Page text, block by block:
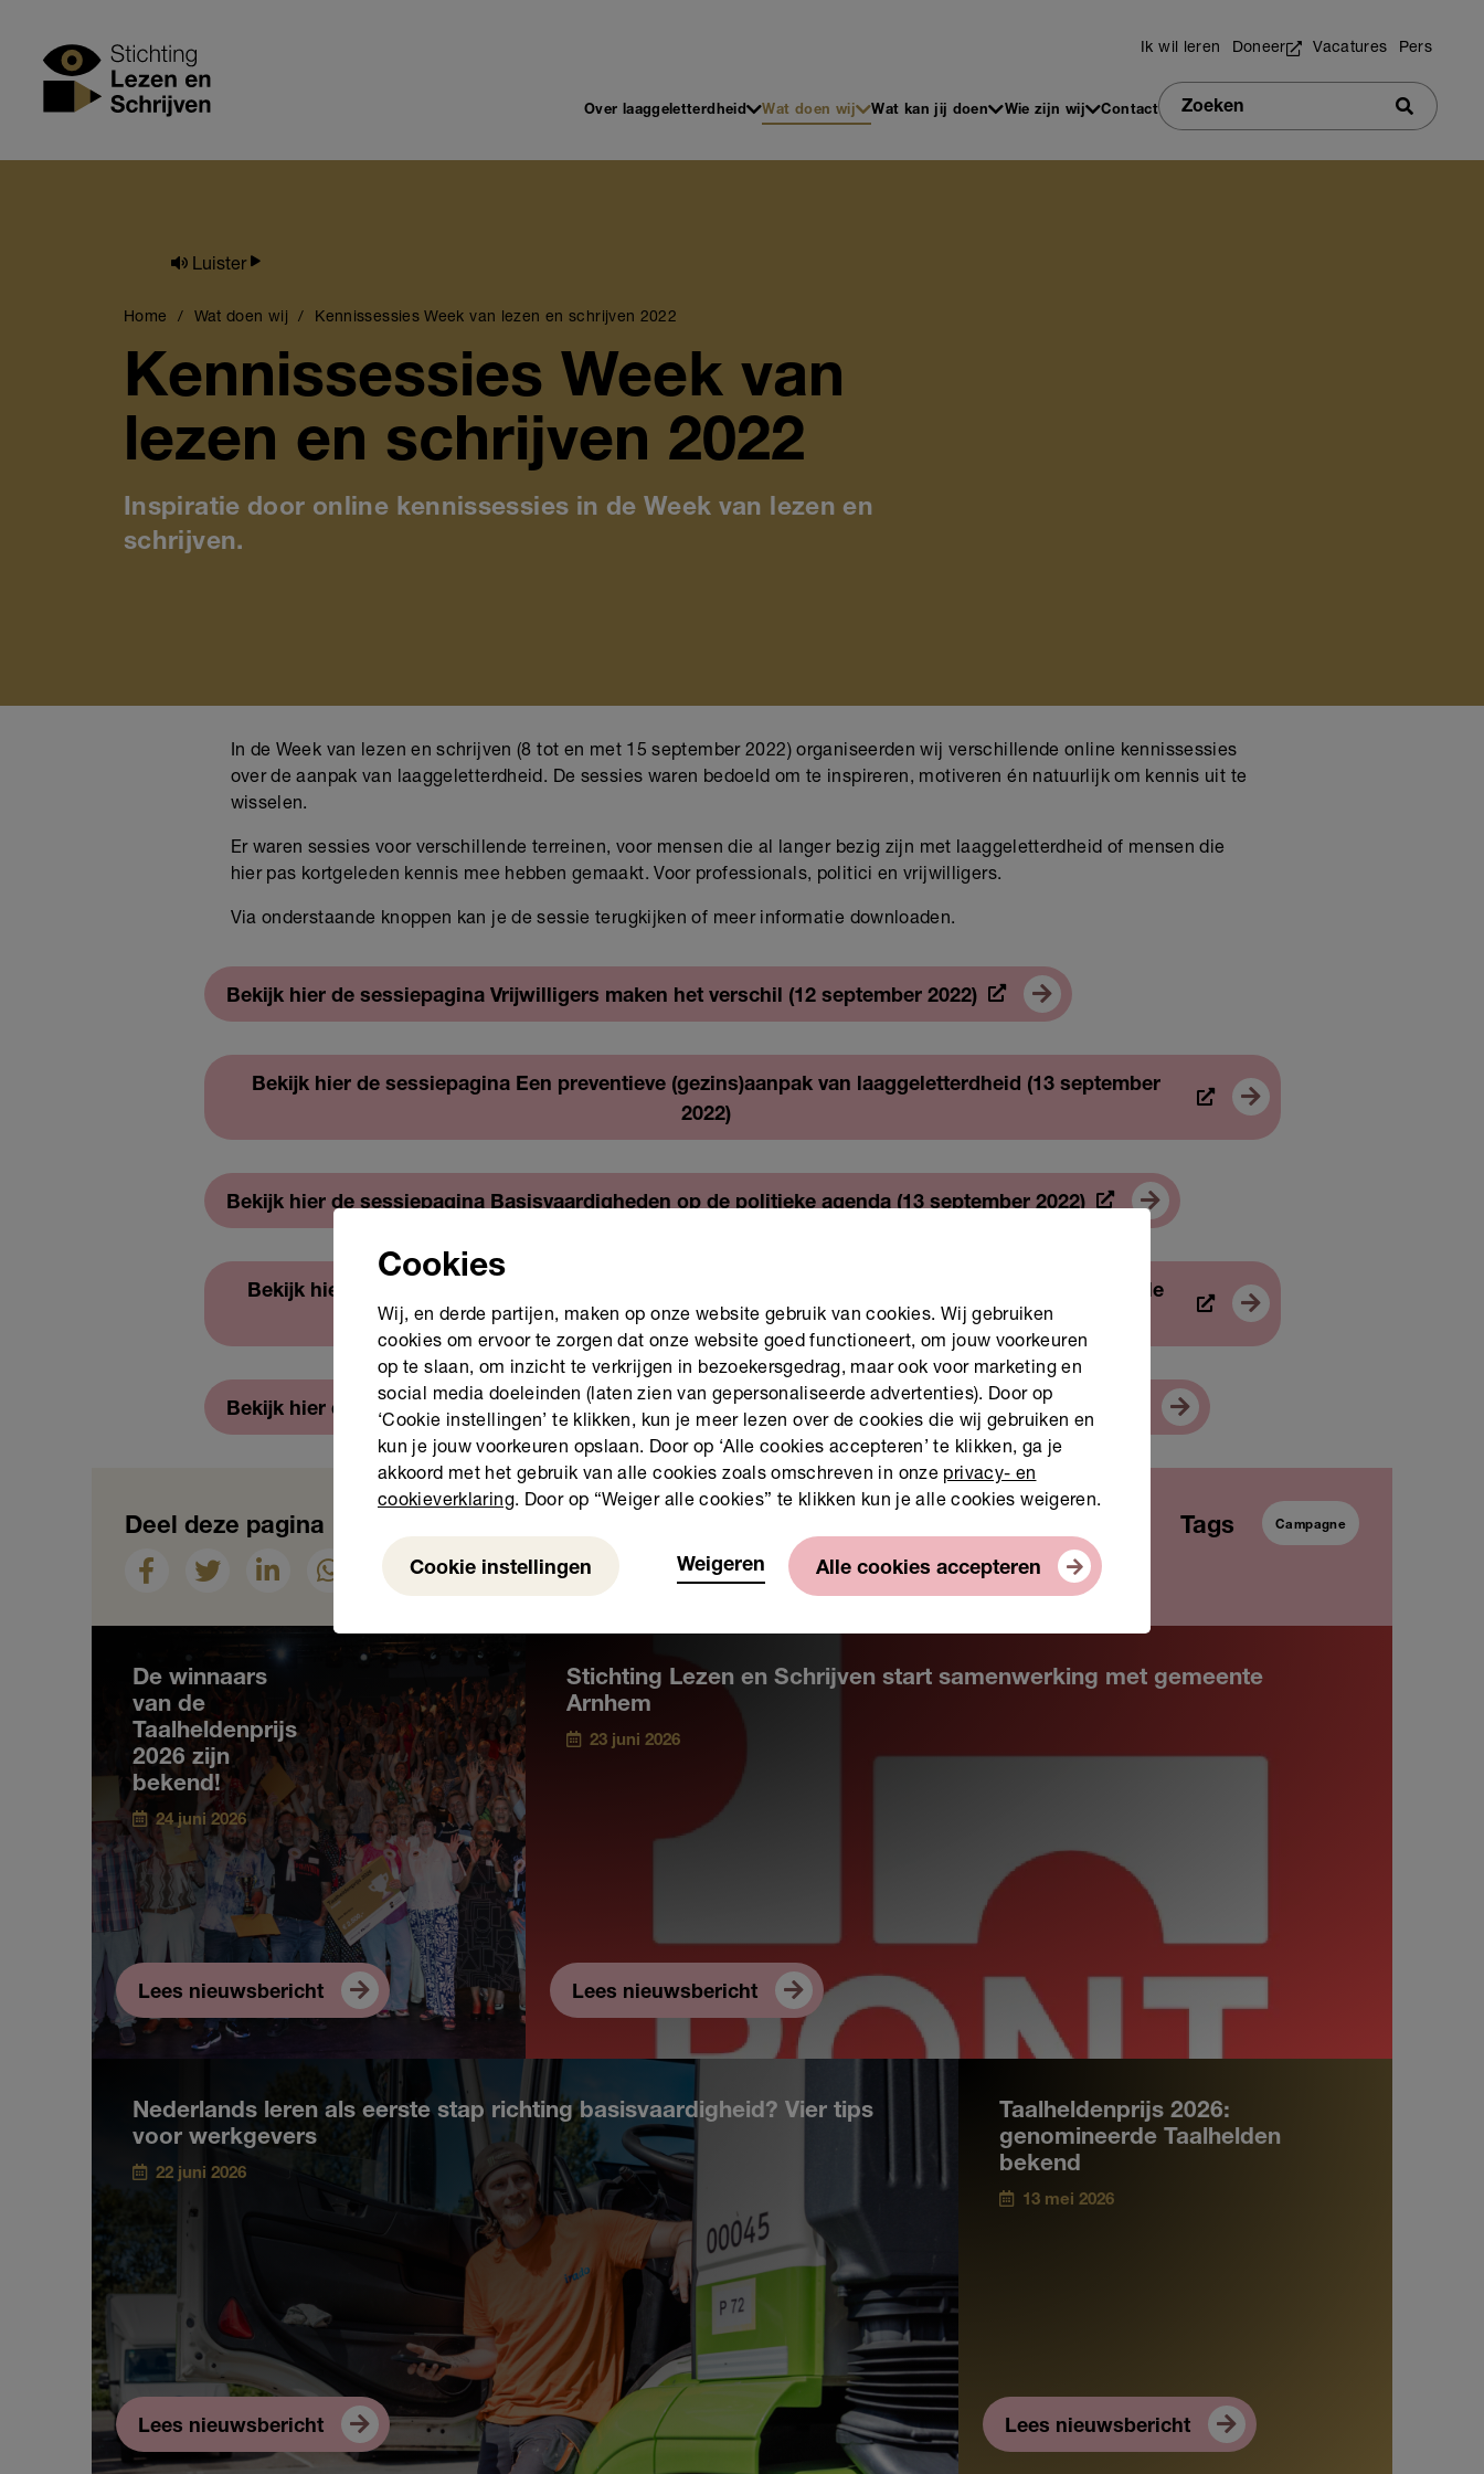
Stichting Lezen en Schrijven Utilities
Ik wil leren Doneer Vacatures Pers
Main
navigation
Over laaggeletterdheid Wat doen wij Wat kan jij doen Wie zijn wij Contact
Zoeken
Zoeken
Luister
Breadcrumb
Home Wat doen wij Kennissessies Week van lezen en schrijven 2022
Kennissessies Week van
lezen en schrijven 2022
Inspiratie door online kennissessies in de Week van lezen en
schrijven.
In de Week van lezen en schrijven (8 tot en met 15 september 2022) organiseerden wij verschillende online kennissessies
over de aanpak van laaggeletterdheid. De sessies waren bedoeld om te inspireren, motiveren én natuurlijk om kennis uit te
wisselen.
Er waren sessies voor verschillende terreinen, voor mensen die al langer bezig zijn met laaggeletterdheid of mensen die
hier pas kortgeleden kennis mee hebben gemaakt. Voor professionals, politici en vrijwilligers.
Via onderstaande knoppen kan je de sessie terugkijken of meer informatie downloaden.
Bekijk hier de sessiepagina Vrijwilligers maken het verschil (12 september 2022)
Bekijk hier de sessiepagina Een preventieve (gezins)aanpak van laaggeletterdheid (13 september
2022)
Bekijk hier de sessiepagina Basisvaardigheden op de politieke agenda (13 september 2022)
Bekijk hier de sessiepagina Gecijferdheid en digitale vaardigheden als onderdeel van de integrale
aanpak (14 september 2022)
Bekijk hier de sessiepagina Een integrale aanpak, of hoe eet je een olifant (15 september 2022)
Deel deze pagina Tags Campagne
De winnaars
van de
Taalheldenprijs
2026 zijn
bekend!
24 juni 2026
Lees nieuwsbericht
Stichting Lezen en Schrijven start samenwerking met gemeente
Arnhem
23 juni 2026
Lees nieuwsbericht
Nederlands leren als eerste stap richting basisvaardigheid? Vier tips
voor werkgevers
22 juni 2026
Lees nieuwsbericht
Taalheldenprijs 2026:
genomineerde Taalhelden
bekend
13 mei 2026
Lees nieuwsbericht
Cookies
Wij, en derde partijen, maken op onze website gebruik van cookies. Wij gebruiken
cookies om ervoor te zorgen dat onze website goed functioneert, om jouw voorkeuren
op te slaan, om inzicht te verkrijgen in bezoekersgedrag, maar ook voor marketing en
social media doeleinden (laten zien van gepersonaliseerde advertenties). Door op
‘Cookie instellingen’ te klikken, kun je meer lezen over de cookies die wij gebruiken en
kun je jouw voorkeuren opslaan. Door op ‘Alle cookies accepteren’ te klikken, ga je
akkoord met het gebruik van alle cookies zoals omschreven in onze privacy- en
cookieverklaring. Door op “Weiger alle cookies” te klikken kun je alle cookies weigeren.
Cookie instellingen
Weigeren
Weigeren Alle cookies accepteren